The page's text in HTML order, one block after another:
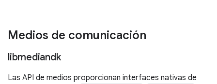
Medios de comunicación
libmediandk
Las API de medios proporcionan interfaces nativas de